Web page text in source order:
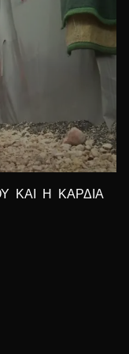
ΚΑΙ Η ΚΑΡΔΙΑ